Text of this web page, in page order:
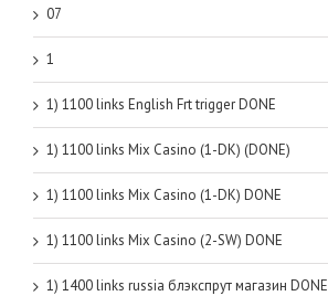
07
1
1) 1100 links English Frt trigger DONE
1) 1100 links Mix Casino (1-DK) (DONE)
1) 1100 links Mix Casino (1-DK) DONE
1) 1100 links Mix Casino (2-SW) DONE
1) 1400 links russia блэкспрут магазин DONE